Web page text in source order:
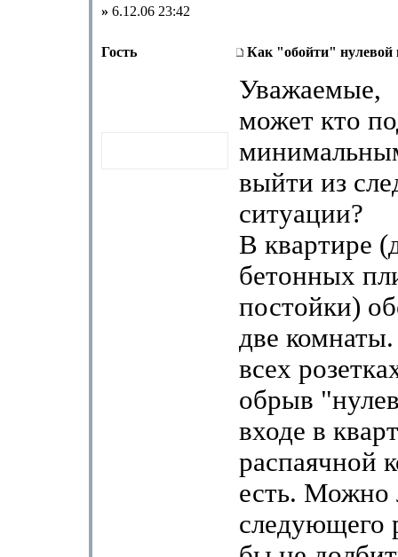
» 6.12.06 23:42
Гость Как "обойти" нулевой
Уважаемые,
может кто
выйти из
ситуации?
В квартире
бетонных
постойки)
две
всех
обрыв
входе в
распаячной
есть. Можно
следующего